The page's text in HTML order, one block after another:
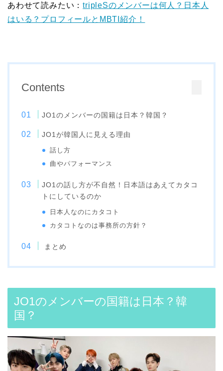
あわせて読みたい：tripleSのメンバーは何人？日本人
はいる？プロフィールとMBTI紹介！
Contents
JO1のメンバーの国籍は日本？韓国？
JO1が韓国人に見える理由
話し方
曲やパフォーマンス
JO1の話し方が不自然！日本語はあえてカタコ
トにしているのか
日本人なのにカタコト
カタコトなのは事務所の方針？
まとめ
JO1のメンバーの国籍は日本？韓
国？